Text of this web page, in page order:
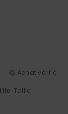
Achat vérifié
: Taille